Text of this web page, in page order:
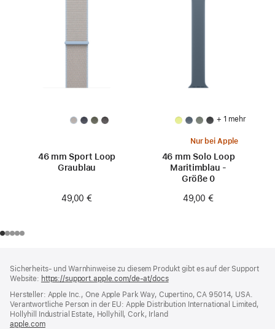
46 mm Sport Loop
Graublau
49,00 €
+ 1 mehr
Nur bei Apple
46 mm Solo Loop
Maritimblau -
Größe 0
49,00 €
Sicherheits- und Warnhinweise zu diesem Produkt gibt es auf der Support
Website: https://support.apple.com/de-at/docs(öffnet
neues
Fenster)
Hersteller: Apple Inc., One Apple Park Way, Cupertino, CA 95014, USA.
Verantwortliche Person in der EU: Apple Distribution International Limited,
Hollyhill Industrial Estate, Hollyhill, Cork, Irland
apple.com(öffnet